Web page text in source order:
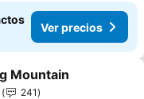
Ver precios
a favoritos
Mountain
241